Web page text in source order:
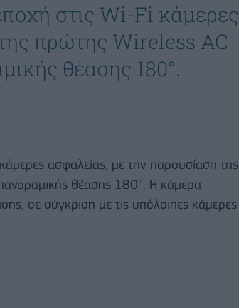
στις Wi-Fi κάμερες
πρώτης Wireless AC
θέασης 180°.
ασφαλείας, με την παρουσίαση της
θέασης 180°. Η κάμερα
σε σύγκριση με τις υπόλοιπες κάμερες